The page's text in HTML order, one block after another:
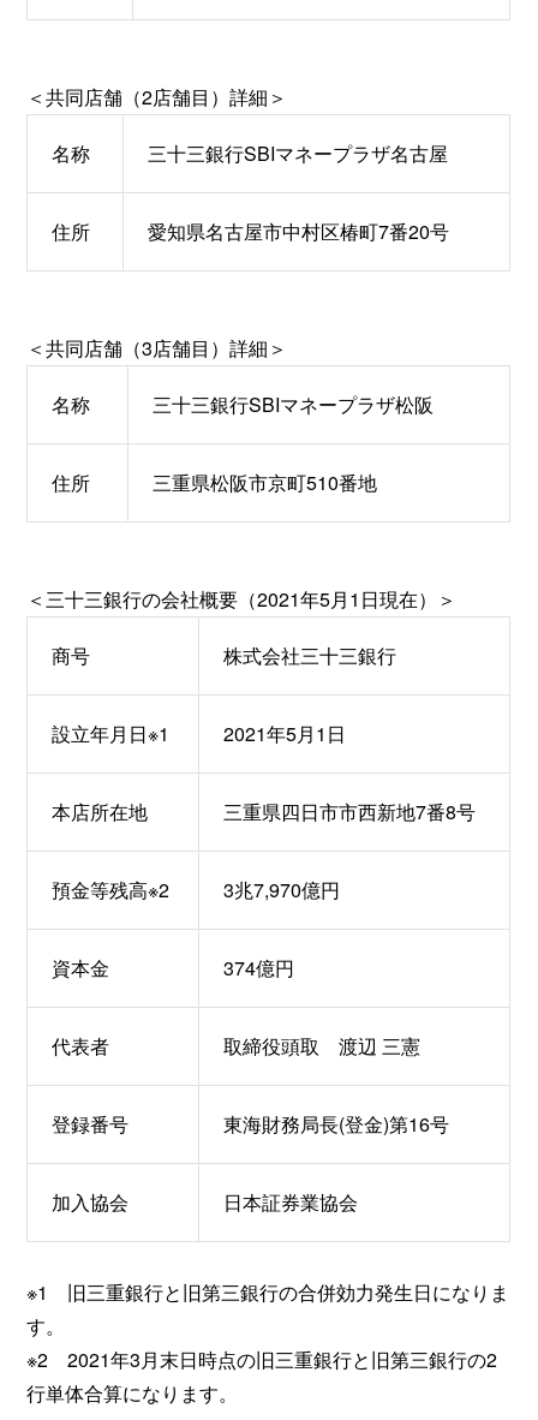
＜共同店舗（2店舗目）詳細＞
名称 三十三銀行SBIマネープラザ名古屋
住所 愛知県名古屋市中村区椿町7番20号
＜共同店舗（3店舗目）詳細＞
名称 三十三銀行SBIマネープラザ松阪
住所 三重県松阪市京町510番地
＜三十三銀行の会社概要（2021年5月1日現在）＞
商号 株式会社三十三銀行
設立年月日※1 2021年5月1日
本店所在地 三重県四日市市西新地7番8号
預金等残高※2 3兆7,970億円
資本金 374億円
代表者 取締役頭取 渡辺 三憲
登録番号 東海財務局長(登金)第16号
加入協会 日本証券業協会
※1 旧三重銀行と旧第三銀行の合併効力発生日になりま
す。
※2 2021年3月末日時点の旧三重銀行と旧第三銀行の2
行単体合算になります。